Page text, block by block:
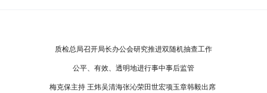
质检总局召开局长办公会研究推进双随机抽查工作
公平、有效、透明地进行事中事后监管
梅克保主持 王炜吴清海张沁荣田世宏项玉章韩毅出席